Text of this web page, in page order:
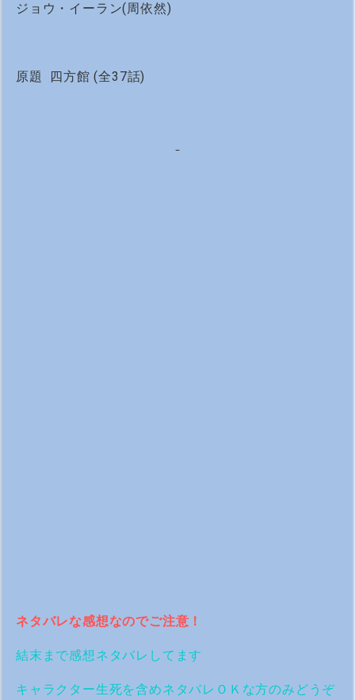
ジョウ・イーラン(周依然)
原題 四方館 (全37話)
ネタバレな感想なのでご注意！
結末まで感想ネタバレしてます
キャラクター生死を含めネタバレＯＫな方のみどうぞ